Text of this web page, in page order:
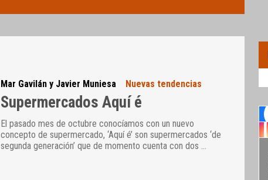
Mar Gavilán y Javier Muniesa Nuevas tendencias
Supermercados Aquí é
El pasado mes de octubre conocíamos con un nuevo
concepto de supermercado, ‘Aquí é’ son supermercados ‘de
segunda generación’ que de momento cuenta con dos …